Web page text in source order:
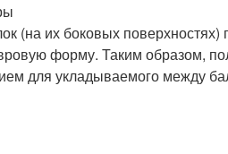
(на их боковых
форму. Таким образом,
для укладываемого между